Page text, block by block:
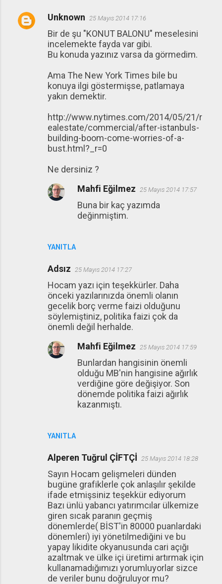
Unknown 25 Mayıs 2014 17:16
Bir de şu "KONUT BALONU" meselesini
incelemekte fayda var gibi.
Bu konuda yazınız varsa da görmedim.
Ama The New York Times bile bu
konuya ilgi göstermişse, patlamaya
yakın demektir.
http://www.nytimes.com/2014/05/21/r
ealestate/commercial/after-istanbuls-
building-boom-come-worries-of-a-
bust.html?_r=0
Ne dersiniz ?
YANITLA
Mahfi Eğilmez 25 Mayıs 2014 17:57
Buna bir kaç yazımda
değinmiştim.
Adsız 25 Mayıs 2014 17:27
Hocam yazı için teşekkürler. Daha
önceki yazılarınızda önemli olanın
gecelik borç verme faizi olduğunu
söylemiştiniz, politika faizi çok da
önemli değil herhalde.
YANITLA
Mahfi Eğilmez 25 Mayıs 2014 17:59
Bunlardan hangisinin önemli
olduğu MB'nin hangisine ağırlık
verdiğine göre değişiyor. Son
dönemde politika faizi ağırlık
kazanmıştı.
Alperen Tuğrul ÇİFTÇİ 25 Mayıs 2014 18:28
Sayın Hocam gelişmeleri dünden
bugüne grafiklerle çok anlaşılır şekilde
ifade etmişsiniz teşekkür ediyorum
Bazı ünlü yabancı yatırımcılar ülkemize
giren sıcak paranın geçmiş
dönemlerde( BİST'in 80000 puanlardaki
dönemleri) iyi yönetilmediğini ve bu
yapay likidite okyanusunda cari açığı
azaltmak ve ülke içi üretimi artırmak için
kullanamadığımızı yorumluyorlar sizce
de veriler bunu doğruluyor mu?